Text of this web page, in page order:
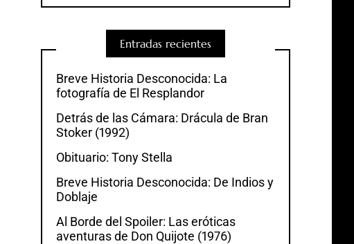
Entradas recientes
Breve Historia Desconocida: La
fotografía de El Resplandor
Detrás de las Cámara: Drácula de Bran
Stoker (1992)
Obituario: Tony Stella
Breve Historia Desconocida: De Indios y
Doblaje
Al Borde del Spoiler: Las eróticas
aventuras de Don Quijote (1976)